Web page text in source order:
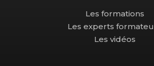
Les formations
Les experts
Les vidéos